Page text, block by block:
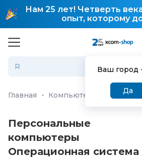
Нам 25 лет! Четверть
опыт, которому
Ваш город
Да
Главная · Компьютеры и ноутбуки
Персональные
компьютеры
Операционная система